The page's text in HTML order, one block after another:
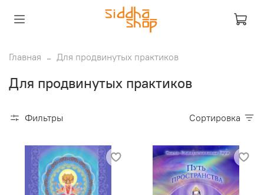
Главная Для продвинутых практиков
Для продвинутых практиков
Фильтры Сортировка